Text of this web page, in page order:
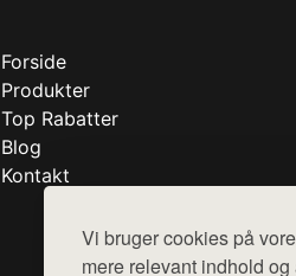
Vi bruger cookies på
mere relevant indhold
Forside
Produkter
Top Rabatter
Blog
Kontakt